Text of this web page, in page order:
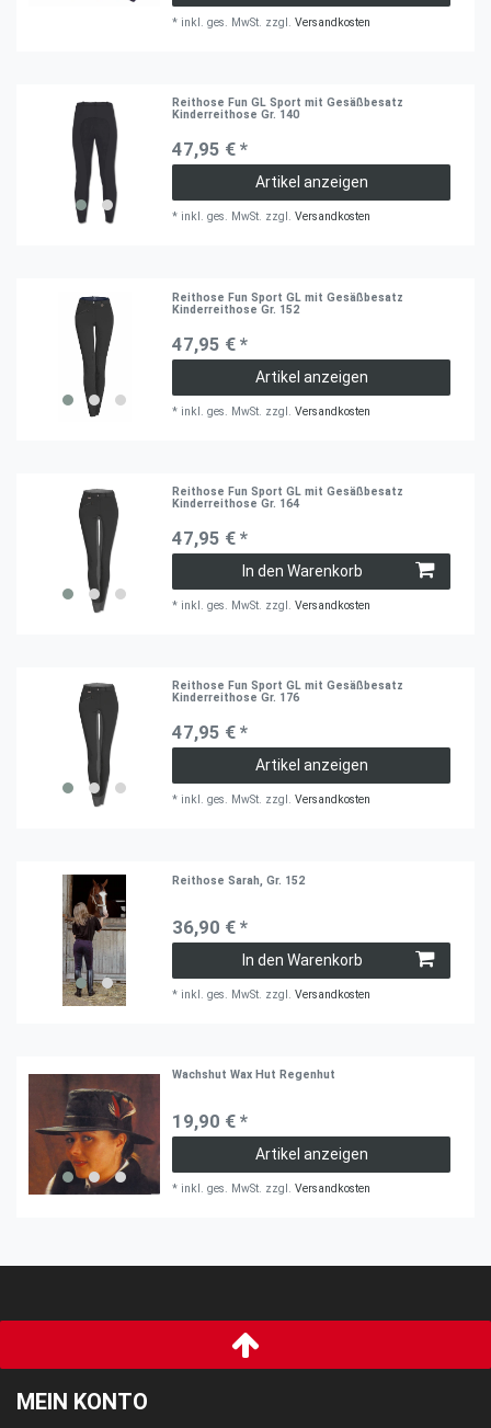
* inkl. ges. MwSt. zzgl.Versandkosten
Reithose Fun GL Sport mit Gesäßbesatz
Kinderreithose Gr. 140
47,95 € *
Artikel anzeigen
* inkl. ges. MwSt. zzgl.Versandkosten
Reithose Fun Sport GL mit Gesäßbesatz
Kinderreithose Gr. 152
47,95 € *
Artikel anzeigen
* inkl. ges. MwSt. zzgl.Versandkosten
Reithose Fun Sport GL mit Gesäßbesatz
Kinderreithose Gr. 164
47,95 € *
In den Warenkorb
* inkl. ges. MwSt. zzgl.Versandkosten
Reithose Fun Sport GL mit Gesäßbesatz
Kinderreithose Gr. 176
47,95 € *
Artikel anzeigen
* inkl. ges. MwSt. zzgl.Versandkosten
Reithose Sarah, Gr. 152
36,90 € *
In den Warenkorb
* inkl. ges. MwSt. zzgl.Versandkosten
Wachshut Wax Hut Regenhut
19,90 € *
Artikel anzeigen
* inkl. ges. MwSt. zzgl.Versandkosten
MEIN KONTO